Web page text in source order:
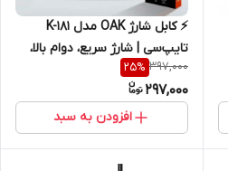
⚡ کابل شارژ OAK مدل K-181
تایپ‌سی | شارژ سریع، دوام بالا،
کیفیت تضمینی
397,000
25%
297,000
افزودن به سبد